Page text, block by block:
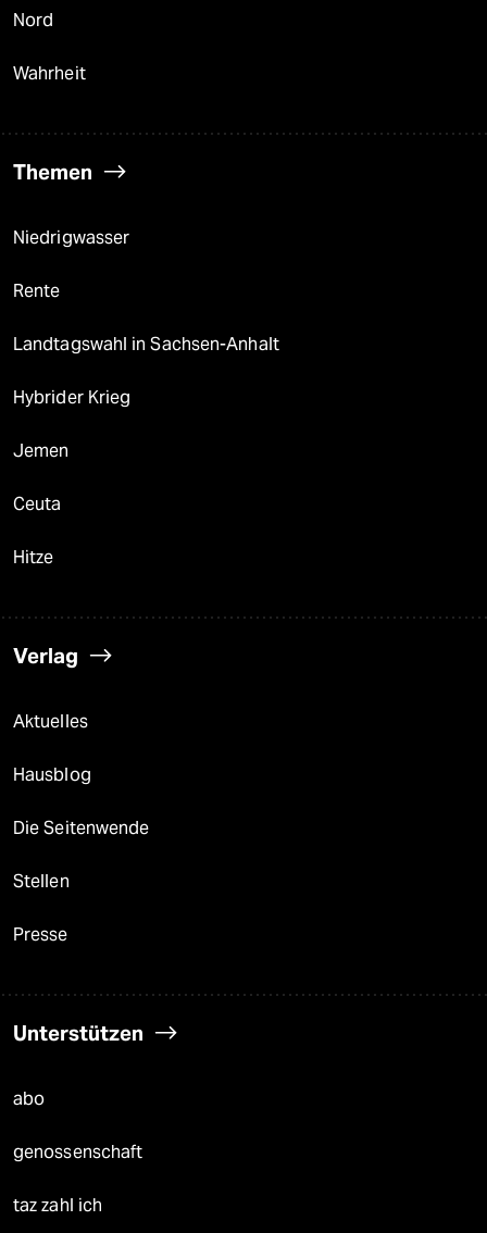
Nord
Wahrheit
Themen
Niedrigwasser
Rente
Landtagswahl in Sachsen-Anhalt
Hybrider Krieg
Jemen
Ceuta
Hitze
Verlag
Aktuelles
Hausblog
Die Seitenwende
Stellen
Presse
Unterstützen
abo
genossenschaft
taz zahl ich